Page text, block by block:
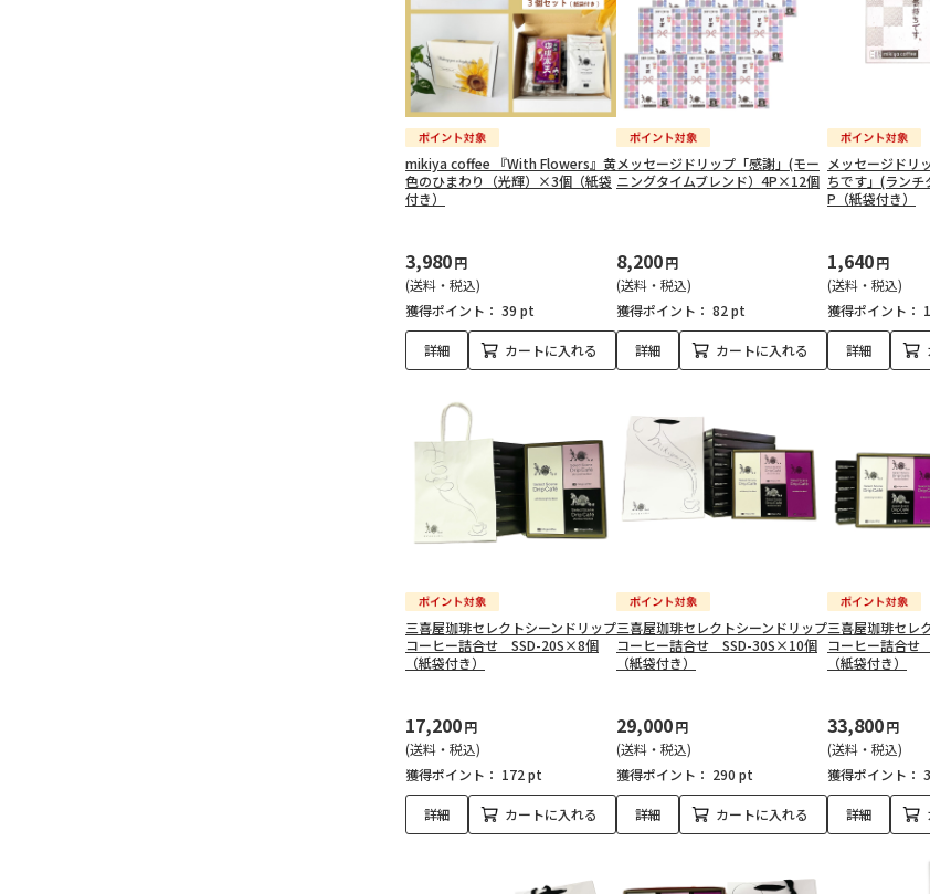
mikiya coffee 『With Flowers』黄
色のひまわり（光輝）×3個（紙袋
付き）
3,980円
(送料・税込)
獲得ポイント： 39 pt
詳細 カートに入れる
メッセージドリップ「感謝」(モー
ニングタイムブレンド）4P×12個
8,200円
(送料・税込)
獲得ポイント： 82 pt
詳細 カートに入れる
メッセージドリ
ちです」(ランチ
P（紙袋付き）
1,640円
(送料・税込)
獲得ポイント：
詳細
三喜屋珈琲セレクトシーンドリップ
コーヒー詰合せ SSD-20S×8個
（紙袋付き）
17,200円
(送料・税込)
獲得ポイント： 172 pt
詳細 カートに入れる
三喜屋珈琲セレクトシーンドリップ
コーヒー詰合せ SSD-30S×10個
（紙袋付き）
29,000円
(送料・税込)
獲得ポイント： 290 pt
詳細 カートに入れる
三喜屋珈琲セレ
コーヒー詰合
（紙袋付き）
33,800円
(送料・税込)
獲得ポイント：
詳細